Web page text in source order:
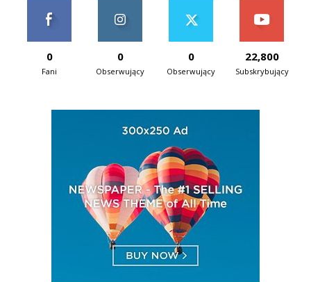
0
Fani
0
Obserwujący
0
Obserwujący
22,800
Subskrybujący